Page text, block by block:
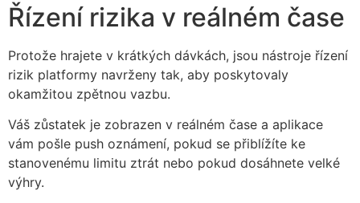
Řízení rizika v reálném čase
Protože hrajete v krátkých dávkách, jsou nástroje řízení
rizik platformy navrženy tak, aby poskytovaly
okamžitou zpětnou vazbu.
Váš zůstatek je zobrazen v reálném čase a aplikace
vám pošle push oznámení, pokud se přiblížíte ke
stanovenému limitu ztrát nebo pokud dosáhnete velké
výhry.